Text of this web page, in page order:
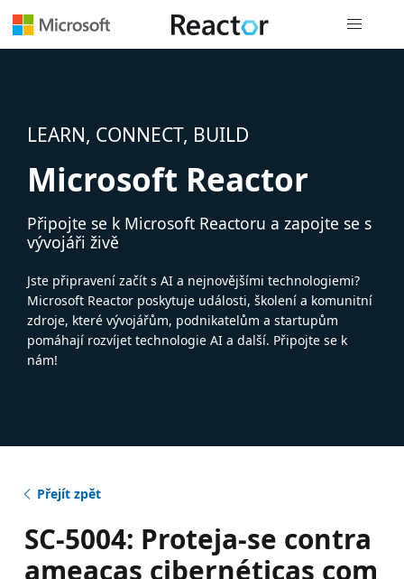
LEARN, CONNECT, BUILD
Microsoft Reactor
Připojte se k Microsoft Reactoru a zapojte se s
vývojáři živě
Jste připravení začít s AI a nejnovějšími technologiemi?
Microsoft Reactor poskytuje události, školení a komunitní
zdroje, které vývojářům, podnikatelům a startupům
pomáhají rozvíjet technologie AI a další. Připojte se k
nám!
Přejít zpět
SC-5004: Proteja-se contra
ameaças cibernéticas com